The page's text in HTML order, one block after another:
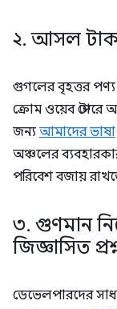
২. আসল টাকা
গুগলের বৃহত্তর পণ্য
ক্রোম ওয়েব স্টোরে
জন্য আমাদের ভাষা
অঞ্চলের
পরিবেশ বজায়
৩. গুণমান
জিজ্ঞাসিত
ডেভেলপারদের